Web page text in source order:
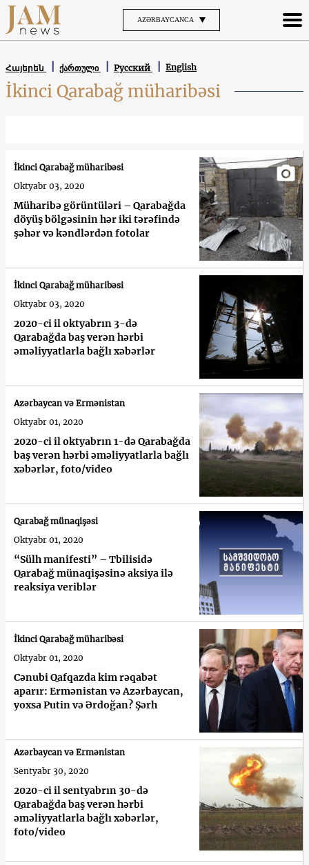
AZƏRBAYCANCA
Հայերեն ქართული Русский English
İkinci Qarabağ müharibəsi
Müharibə görüntüləri – Qarabağda
döyüş bölgəsinin hər iki tərəfində
şəhər və kəndlərdən fotolar
İkinci Qarabağ müharibəsi
Oktyabr 03, 2020
2020-ci il oktyabrın 3-də
Qarabağda baş verən hərbi
əməliyyatlarla bağlı xəbərlər
İkinci Qarabağ müharibəsi
Oktyabr 03, 2020
2020-ci il oktyabrın 1-də Qarabağda
baş verən hərbi əməliyyatlarla bağlı
xəbərlər, foto/video
Azərbaycan və Ermənistan
Oktyabr 01, 2020
“Sülh manifesti” – Tbilisidə
Qarabağ münaqişəsinə aksiya ilə
reaksiya veriblər
Qarabağ münaqişəsi
Oktyabr 01, 2020
Cənubi Qafqazda kim rəqabət
aparır: Ermənistan və Azərbaycan,
yoxsa Putin və Ərdoğan? Şərh
İkinci Qarabağ müharibəsi
Oktyabr 01, 2020
2020-ci il sentyabrın 30-də
Qarabağda baş verən hərbi
əməliyyatlarla bağlı xəbərlər,
foto/video
Azərbaycan və Ermənistan
Sentyabr 30, 2020